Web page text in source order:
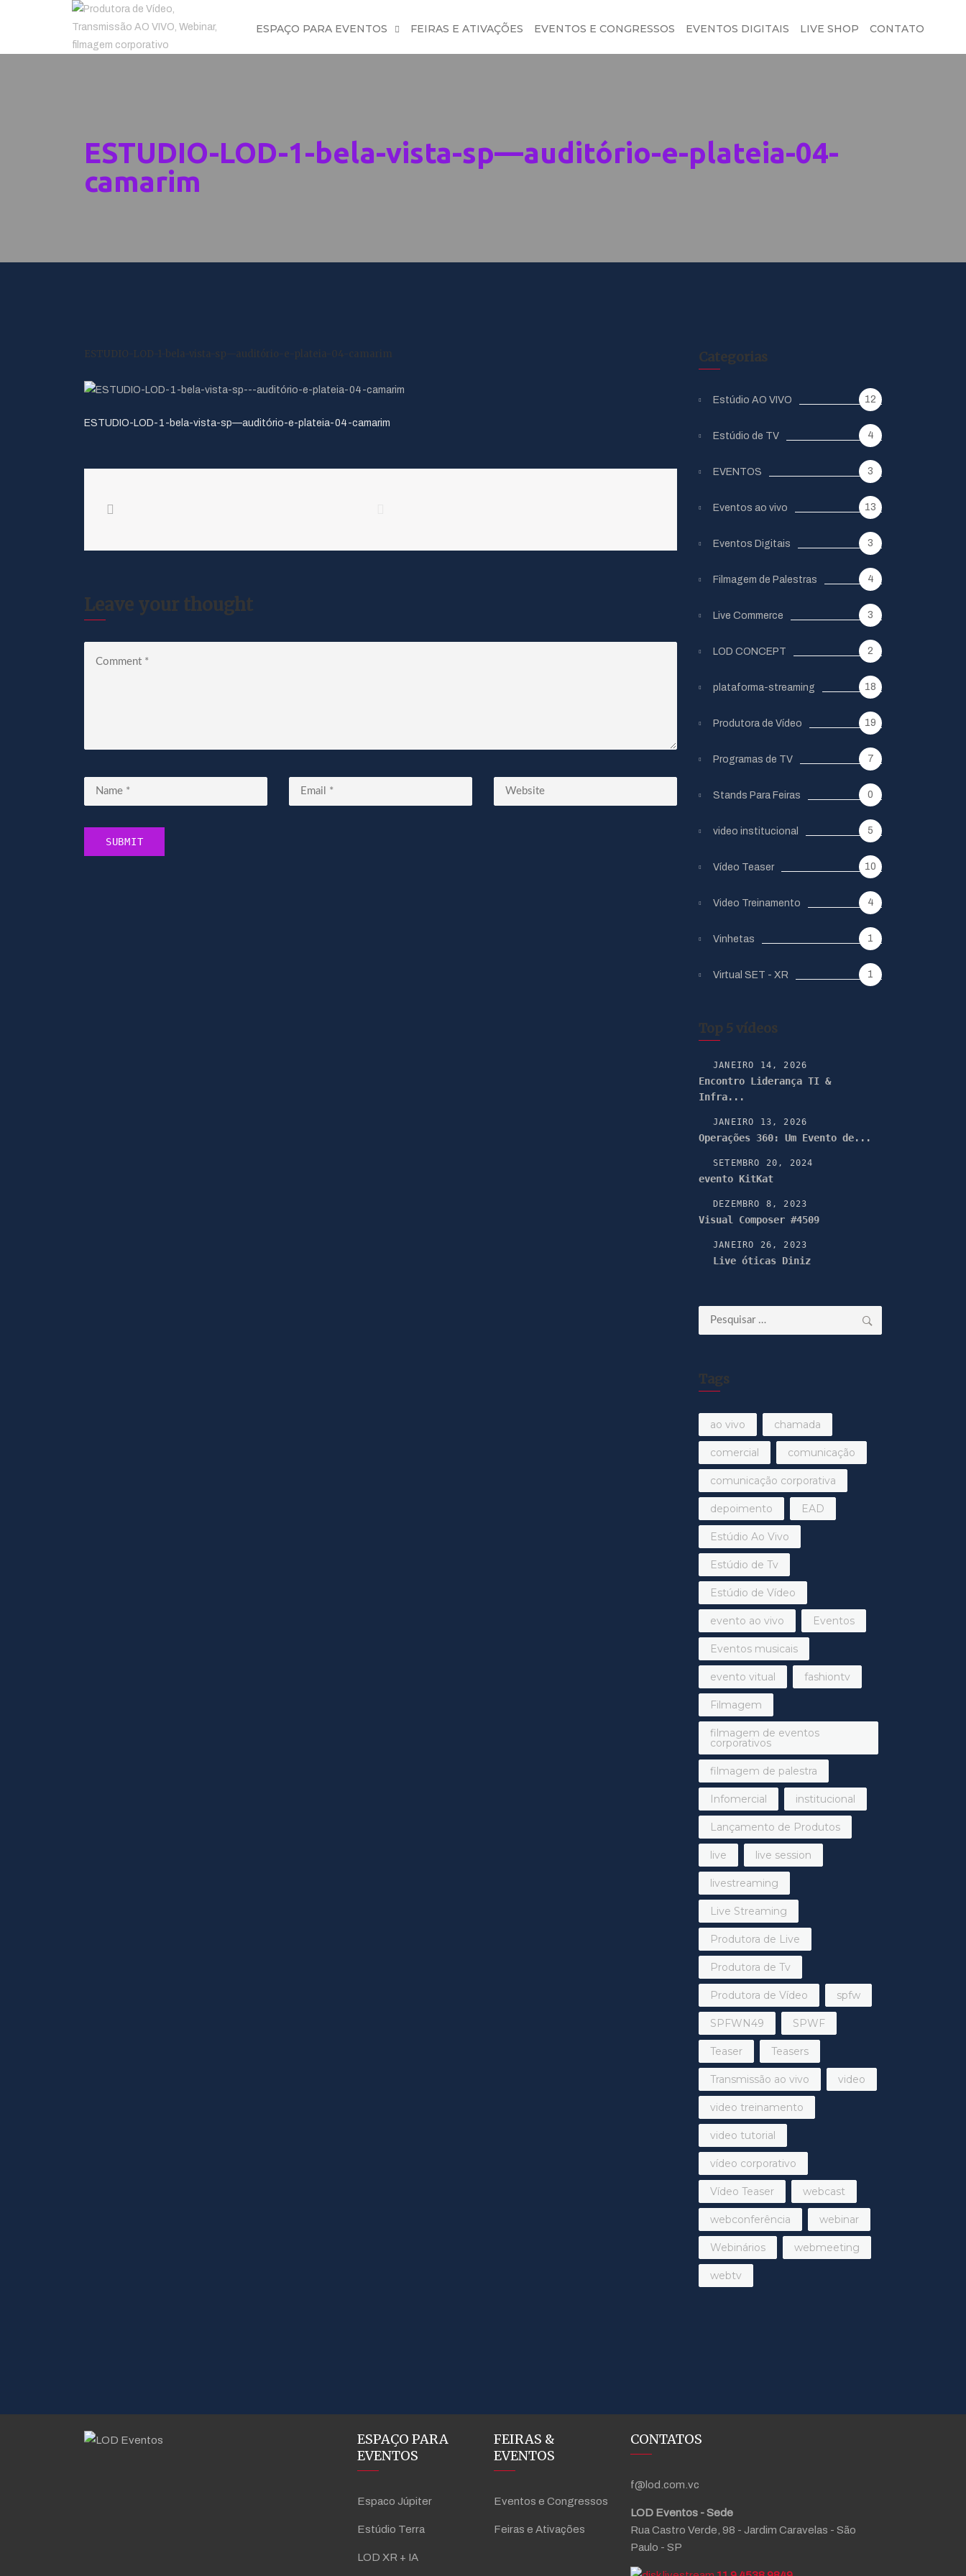
ESPAÇO PARA EVENTOS FEIRAS E ATIVAÇÕES EVENTOS E CONGRESSOS EVENTOS DIGITAIS LIVE SHOP CONTATO
ESTUDIO-LOD-1-bela-vista-sp—auditório-e-plateia-04-
camarim
ESTUDIO-LOD-1-bela-vista-sp—auditório-e-plateia-04-camarim
ESTUDIO-LOD-1-bela-vista-sp—auditório-e-plateia-04-camarim
Leave your thought
Categorias
Estúdio AO VIVO 12
Estúdio de TV 4
EVENTOS 3
Eventos ao vivo 13
Eventos Digitais 3
Filmagem de Palestras 4
Live Commerce 3
LOD CONCEPT 2
plataforma-streaming 18
Produtora de Vídeo 19
Programas de TV 7
Stands Para Feiras 0
video institucional 5
Vídeo Teaser 10
Video Treinamento 4
Vinhetas 1
Virtual SET - XR 1
Top 5 vídeos
JANEIRO 14, 2026
Encontro Liderança TI &
Infra...
JANEIRO 13, 2026
Operações 360: Um Evento de...
SETEMBRO 20, 2024
evento KitKat
DEZEMBRO 8, 2023
Visual Composer #4509
JANEIRO 26, 2023
Live óticas Diniz
Pesquisar
por:
Tags
ao vivo chamada
comercial comunicação
comunicação corporativa
depoimento EAD
Estúdio Ao Vivo
Estúdio de Tv
Estúdio de Vídeo
evento ao vivo Eventos
Eventos musicais
evento vitual fashiontv
Filmagem
filmagem de eventos
corporativos
filmagem de palestra
Infomercial institucional
Lançamento de Produtos
live live session
livestreaming
Live Streaming
Produtora de Live
Produtora de Tv
Produtora de Vídeo spfw
SPFWN49 SPWF
Teaser Teasers
Transmissão ao vivo video
video treinamento
video tutorial
vídeo corporativo
Vídeo Teaser webcast
webconferência webinar
Webinários webmeeting
webtv
ESPAÇO PARA
EVENTOS
Espaco Júpiter
Estúdio Terra
LOD XR + IA
FEIRAS &
EVENTOS
Eventos e Congressos
Feiras e Ativações
CONTATOS
f@lod.com.vc
LOD Eventos - Sede
Rua Castro Verde, 98 - Jardim Caravelas - São
Paulo - SP